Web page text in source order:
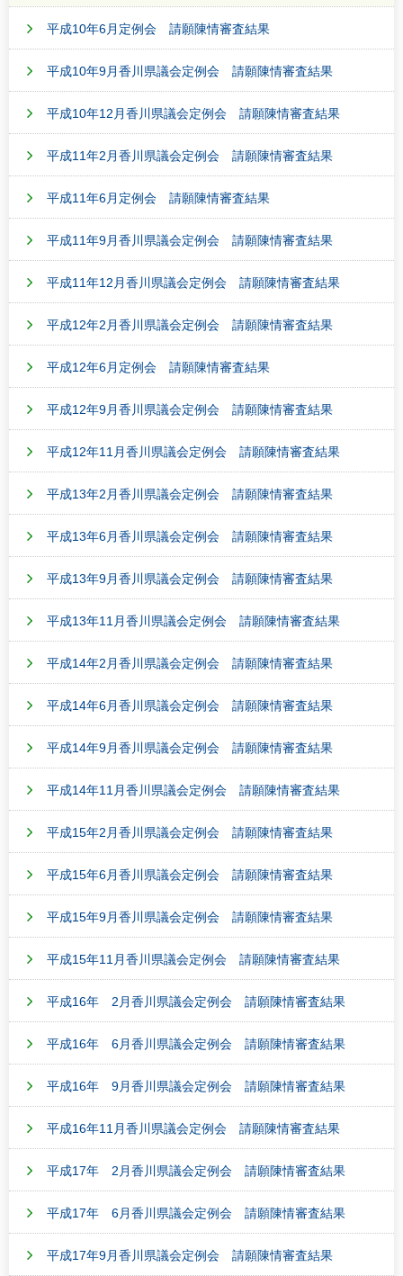
平成10年6月定例会 請願陳情審査結果
平成10年9月香川県議会定例会 請願陳情審査結果
平成10年12月香川県議会定例会 請願陳情審査結果
平成11年2月香川県議会定例会 請願陳情審査結果
平成11年6月定例会 請願陳情審査結果
平成11年9月香川県議会定例会 請願陳情審査結果
平成11年12月香川県議会定例会 請願陳情審査結果
平成12年2月香川県議会定例会 請願陳情審査結果
平成12年6月定例会 請願陳情審査結果
平成12年9月香川県議会定例会 請願陳情審査結果
平成12年11月香川県議会定例会 請願陳情審査結果
平成13年2月香川県議会定例会 請願陳情審査結果
平成13年6月香川県議会定例会 請願陳情審査結果
平成13年9月香川県議会定例会 請願陳情審査結果
平成13年11月香川県議会定例会 請願陳情審査結果
平成14年2月香川県議会定例会 請願陳情審査結果
平成14年6月香川県議会定例会 請願陳情審査結果
平成14年9月香川県議会定例会 請願陳情審査結果
平成14年11月香川県議会定例会 請願陳情審査結果
平成15年2月香川県議会定例会 請願陳情審査結果
平成15年6月香川県議会定例会 請願陳情審査結果
平成15年9月香川県議会定例会 請願陳情審査結果
平成15年11月香川県議会定例会 請願陳情審査結果
平成16年 2月香川県議会定例会 請願陳情審査結果
平成16年 6月香川県議会定例会 請願陳情審査結果
平成16年 9月香川県議会定例会 請願陳情審査結果
平成16年11月香川県議会定例会 請願陳情審査結果
平成17年 2月香川県議会定例会 請願陳情審査結果
平成17年 6月香川県議会定例会 請願陳情審査結果
平成17年9月香川県議会定例会 請願陳情審査結果